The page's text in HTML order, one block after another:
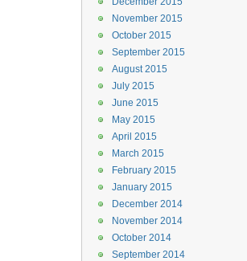
November 2015
October 2015
September 2015
August 2015
July 2015
June 2015
May 2015
April 2015
March 2015
February 2015
January 2015
December 2014
November 2014
October 2014
September 2014